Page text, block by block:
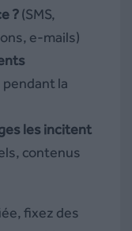
?(SMS,
e-mails)
pendant la
les incitent
contenus
fixez des